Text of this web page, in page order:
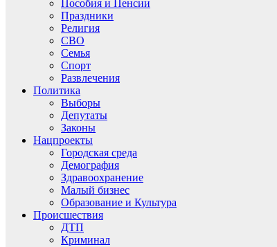
Пособия и Пенсии
Праздники
Религия
СВО
Семья
Спорт
Развлечения
Политика
Выборы
Депутаты
Законы
Нацпроекты
Городская среда
Демография
Здравоохранение
Малый бизнес
Образование и Культура
Происшествия
ДТП
Криминал